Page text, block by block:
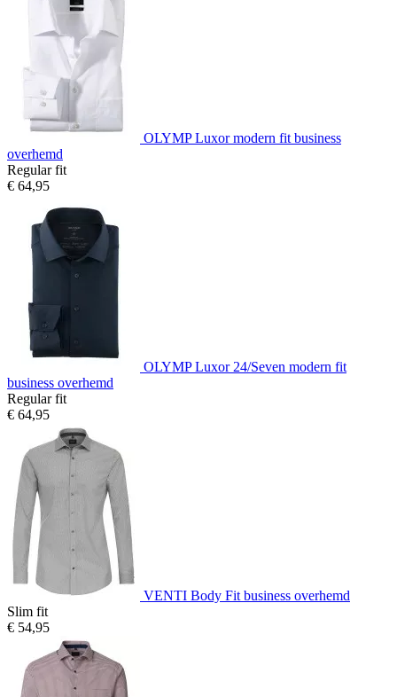
OLYMP Luxor modern fit business
overhemd
Regular fit
€ 64,95
OLYMP Luxor 24/Seven modern fit
business overhemd
Regular fit
€ 64,95
VENTI Body Fit business overhemd
Slim fit
€ 54,95